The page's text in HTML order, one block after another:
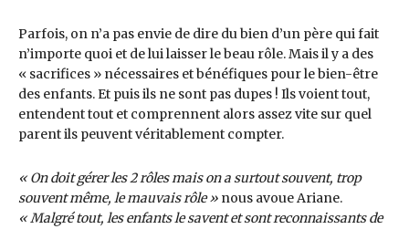
Parfois, on n’a pas envie de dire du bien d’un père qui fait
n’importe quoi et de lui laisser le beau rôle. Mais il y a des
« sacrifices » nécessaires et bénéfiques pour le bien-être
des enfants. Et puis ils ne sont pas dupes ! Ils voient tout,
entendent tout et comprennent alors assez vite sur quel
parent ils peuvent véritablement compter.
« On doit gérer les 2 rôles mais on a surtout souvent, trop
souvent même, le mauvais rôle » nous avoue Ariane.
« Malgré tout, les enfants le savent et sont reconnaissants de